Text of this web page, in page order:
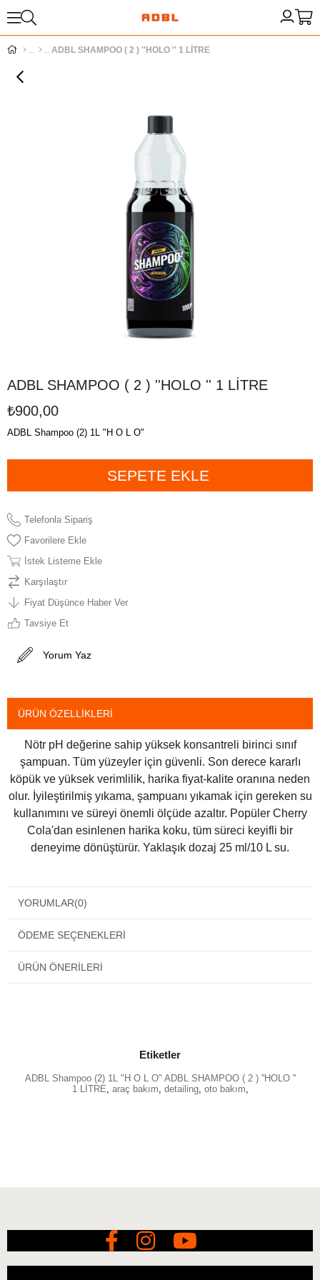
ADBL SHAMPOO ( 2 ) ''HOLO '' 1 LİTRE
ADBL SHAMPOO ( 2 ) ''HOLO '' 1 LİTRE
₺900,00
ADBL Shampoo (2) 1L "H O L O"
Telefonla Sipariş
Favorilere Ekle
İstek Listeme Ekle
Karşılaştır
Fiyat Düşünce Haber Ver
Tavsiye Et
Yorum Yaz
ÜRÜN ÖZELLIKLERI
Nötr pH değerine sahip yüksek konsantreli birinci sınıf
şampuan. Tüm yüzeyler için güvenli. Son derece kararlı
köpük ve yüksek verimlilik, harika fiyat-kalite oranına neden
olur. İyileştirilmiş yıkama, şampuanı yıkamak için gereken su
kullanımını ve süreyi önemli ölçüde azaltır. Popüler Cherry
Cola'dan esinlenen harika koku, tüm süreci keyifli bir
deneyime dönüştürür. Yaklaşık dozaj 25 ml/10 L su.
YORUMLAR(0)
ÖDEME SEÇENEKLERI
ÜRÜN ÖNERILERI
Etiketler
ADBL Shampoo (2) 1L "H O L O" ADBL SHAMPOO ( 2 ) ''HOLO ''
1 LİTRE, araç bakım, detailing, oto bakım,